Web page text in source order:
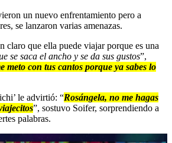
un nuevo enfrentamiento pero a
se lanzaron varias amenazas.
claro que ella puede viajar porque es una
se saca el ancho y se da sus gustos”,
meto con tus cantos porque ya sabes lo
le advirtió: “Rosángela, no me hagas
”, sostuvo Soifer, sorprendiendo a
palabras.